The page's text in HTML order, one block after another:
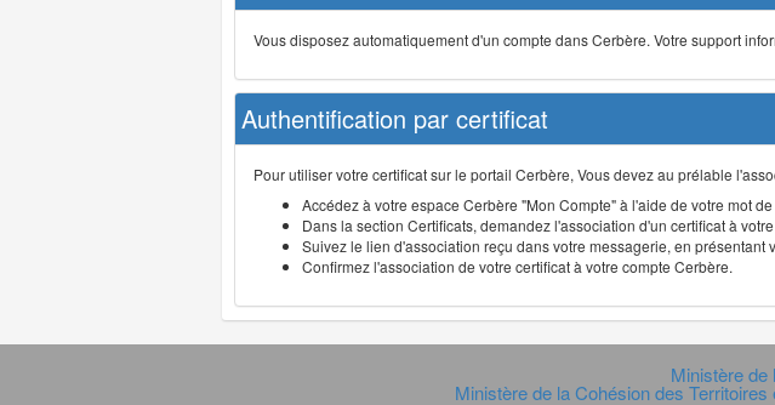
Vous disposez automatiquement d'un compte dans Cerbère. Votre support
Authentification par certificat
Pour utiliser votre certificat sur le portail Cerbère, Vous devez au prélable
Accédez à votre espace Cerbère "Mon Compte" à l'aide de votre mot
Dans la section Certificats, demandez l'association d'un certificat à
Suivez le lien d'association reçu dans votre messagerie, en présentant
Confirmez l'association de votre certificat à votre compte Cerbère.
Ministère de
Ministère de la Cohésion des